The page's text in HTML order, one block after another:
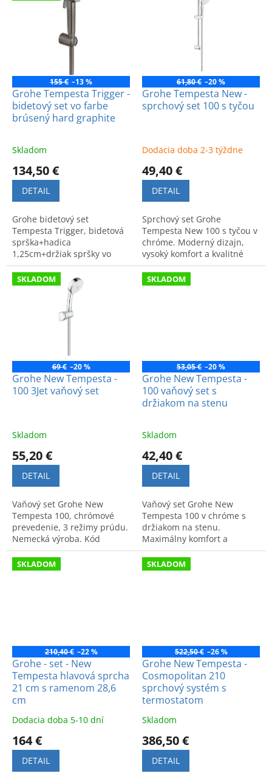
oo
o
155 € –13 %
Grohe Tempesta Trigger -
bidetový set vo farbe
brúsený hard graphite
Skladom
134,50 €
DETAIL
Grohe bidetový set
Tempesta Trigger, bidetová
sprška+hadica
1,25cm+držiak spršky vo
farbe brushed, kartačovaný
hard graphite.
61,80 € –20 %
Grohe Tempesta New -
sprchový set 100 s tyčou
Dodacia doba 2-3 týždne
49,40 €
DETAIL
Sprchový set Grohe
Tempesta New 100 s tyčou v
chróme. Moderný dizajn,
vysoký komfort a kvalitné
spracovanie. Kód výrobku:
27924001.
SKLADOM
69 € –20 %
Grohe New Tempesta -
100 3Jet vaňový set
Skladom
55,20 €
DETAIL
Vaňový set Grohe New
Tempesta 100, chrómové
prevedenie, 3 režimy prúdu.
Nemecká výroba. Kód
produktu: 27584002.
SKLADOM
53,05 € –20 %
Grohe New Tempesta -
100 vaňový set s
držiakom na stenu
Skladom
42,40 €
DETAIL
Vaňový set Grohe New
Tempesta 100 v chróme s
držiakom na stenu.
Maximálny komfort a
špičková kvalita pre vašu
kúpeľňu. Kód: 26084002.
SKLADOM
210,40 € –22 %
Grohe - set - New
Tempesta hlavová sprcha
21 cm s ramenom 28,6
cm
Dodacia doba 5-10 dní
164 €
DETAIL
SKLADOM
522,50 € –26 %
Grohe New Tempesta -
Cosmopolitan 210
sprchový systém s
termostatom
Skladom
386,50 €
DETAIL